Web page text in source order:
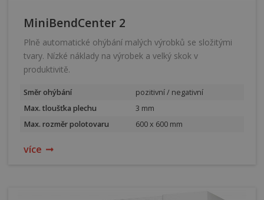
MiniBendCenter 2
Plně automatické ohýbání malých výrobků se složitými
tvary. Nízké náklady na výrobek a velký skok v
produktivitě.
Směr ohýbání
pozitivní / negativní
Max. tloušťka plechu
3 mm
Max. rozměr polotovaru
600 x 600 mm
více